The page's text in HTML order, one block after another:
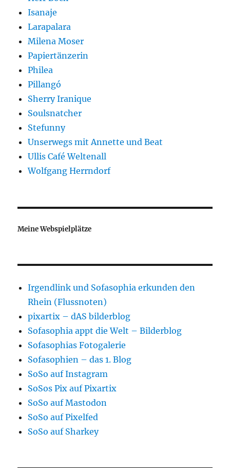
Isanaje
Larapalara
Milena Moser
Papiertänzerin
Philea
Pillangó
Sherry Iranique
Soulsnatcher
Stefunny
Unserwegs mit Annette und Beat
Ullis Café Weltenall
Wolfgang Herrndorf
Meine Webspielplätze
Irgendlink und Sofasophia erkunden den
Rhein (Flussnoten)
pixartix – dAS bilderblog
Sofasophia appt die Welt – Bilderblog
Sofasophias Fotogalerie
Sofasophien – das 1. Blog
SoSo auf Instagram
SoSos Pix auf Pixartix
SoSo auf Mastodon
SoSo auf Pixelfed
SoSo auf Sharkey